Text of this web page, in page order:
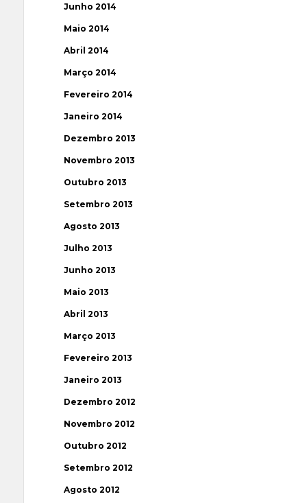
Junho 2014
Maio 2014
Abril 2014
Março 2014
Fevereiro 2014
Janeiro 2014
Dezembro 2013
Novembro 2013
Outubro 2013
Setembro 2013
Agosto 2013
Julho 2013
Junho 2013
Maio 2013
Abril 2013
Março 2013
Fevereiro 2013
Janeiro 2013
Dezembro 2012
Novembro 2012
Outubro 2012
Setembro 2012
Agosto 2012